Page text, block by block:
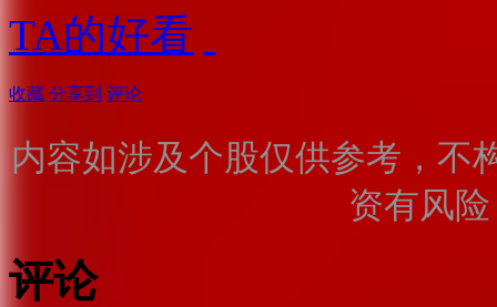
TA的好看
收藏 分享到 评论
内容如涉及个股仅供参考，不
资有风
评论